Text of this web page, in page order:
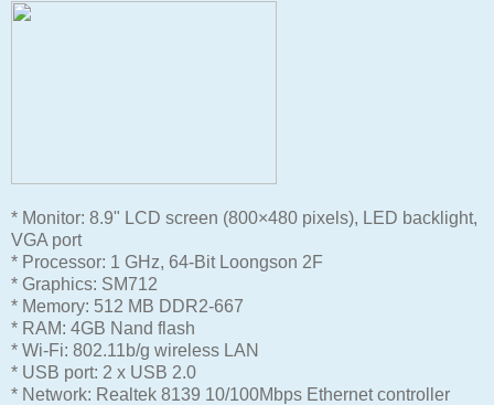
* Monitor: 8.9" LCD screen (800×480 pixels), LED backlight,
VGA port
* Processor: 1 GHz, 64-Bit Loongson 2F
* Graphics: SM712
* Memory: 512 MB DDR2-667
* RAM: 4GB Nand flash
* Wi-Fi: 802.11b/g wireless LAN
* USB port: 2 x USB 2.0
* Network: Realtek 8139 10/100Mbps Ethernet controller